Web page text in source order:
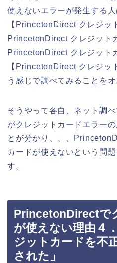
使えないエラーが発生する人
【PrincetonDirect クレジッ
PrincetonDirect クレジット
PrincetonDirect クレジット
【PrincetonDirect クレジ
う感じで調べてみることをオ
そうやって各自、ネット調
がクレジットカードエラー
とが分かり、、、
カードが使えないという問
す。
PrincetonDirectで
が使えない理由４
ジットカードを不
された」